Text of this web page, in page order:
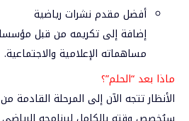
أفضل مقدم نشرات رياضية
إضافة إلى تكريمه من قبل
مساهماته الإعلامية والاجتماعية.
ماذا بعد “الحلم”؟
الأنظار تتجه الآن إلى المرحلة